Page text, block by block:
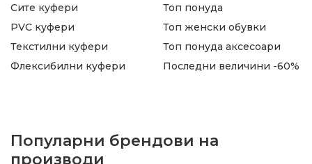
Сите куфери
PVC куфери
Текстилни куфери
Флексибилни куфери
Топ понуда
Топ женски обувки
Топ понуда аксесоари
Последни величини -60%
Популарни брендови на
производи